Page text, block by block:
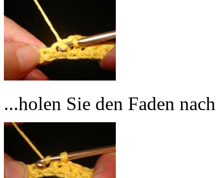
...holen Sie den Faden